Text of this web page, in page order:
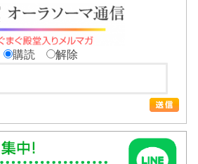
購読 解除